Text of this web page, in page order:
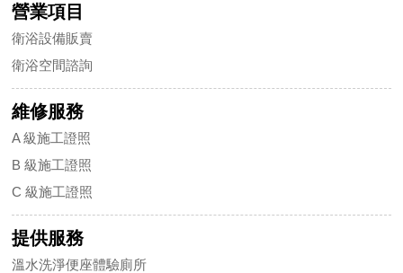
營業項目
衛浴設備販賣
衛浴空間諮詢
維修服務
A 級施工證照
B 級施工證照
C 級施工證照
提供服務
溫水洗淨便座體驗廁所